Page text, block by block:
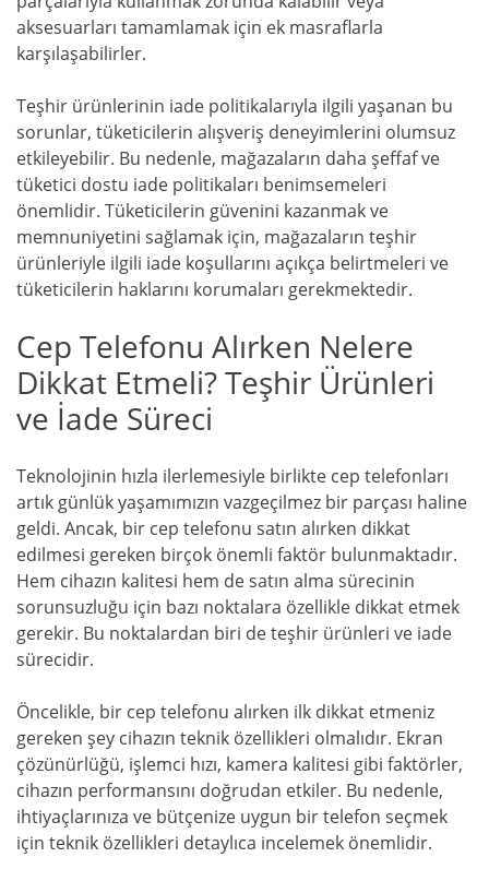
aksesuarları tamamlamak için ek masraflarla
karşılaşabilirler.
Teşhir ürünlerinin iade politikalarıyla ilgili yaşanan bu
sorunlar, tüketicilerin alışveriş deneyimlerini olumsuz
etkileyebilir. Bu nedenle, mağazaların daha şeffaf ve
tüketici dostu iade politikaları benimsemeleri
önemlidir. Tüketicilerin güvenini kazanmak ve
memnuniyetini sağlamak için, mağazaların teşhir
ürünleriyle ilgili iade koşullarını açıkça belirtmeleri ve
tüketicilerin haklarını korumaları gerekmektedir.
Cep Telefonu Alırken Nelere
Dikkat Etmeli? Teşhir Ürünleri
ve İade Süreci
Teknolojinin hızla ilerlemesiyle birlikte cep telefonları
artık günlük yaşamımızın vazgeçilmez bir parçası haline
geldi. Ancak, bir cep telefonu satın alırken dikkat
edilmesi gereken birçok önemli faktör bulunmaktadır.
Hem cihazın kalitesi hem de satın alma sürecinin
sorunsuzluğu için bazı noktalara özellikle dikkat etmek
gerekir. Bu noktalardan biri de teşhir ürünleri ve iade
sürecidir.
Öncelikle, bir cep telefonu alırken ilk dikkat etmeniz
gereken şey cihazın teknik özellikleri olmalıdır. Ekran
çözünürlüğü, işlemci hızı, kamera kalitesi gibi faktörler,
cihazın performansını doğrudan etkiler. Bu nedenle,
ihtiyaçlarınıza ve bütçenize uygun bir telefon seçmek
için teknik özellikleri detaylıca incelemek önemlidir.